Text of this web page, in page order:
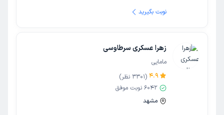
نوبت بگیرید
زهرا عسکری سرطاوسی
مامایی
4.9
(
3301 نظر)
6042 نوبت موفق
مشهد